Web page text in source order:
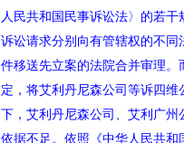
人民共和国民事诉讼法〉的若干
诉讼请求分别向有管辖权的不
件移送先立案的法院合并审理
定，将艾利丹尼森公司等诉四
下，艾利丹尼森公司、艾利广州
依据不足。依照《中华人民共